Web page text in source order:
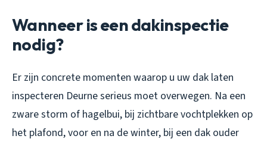
Wanneer is een dakinspectie
nodig?
Er zijn concrete momenten waarop u uw dak laten
inspecteren Deurne serieus moet overwegen. Na een
zware storm of hagelbui, bij zichtbare vochtplekken op
het plafond, voor en na de winter, bij een dak ouder